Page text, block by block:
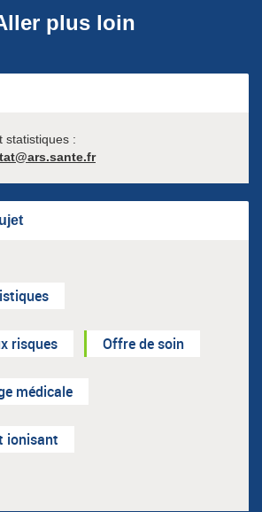
plus loin
statistiques :
risques Offre de soin
médicale
ionisant